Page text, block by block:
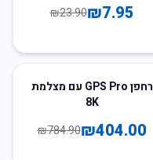
₪7.95
₪23.90
49%
רחפן GPS Pro עם מצלמת
8K
₪404.00
₪784.90